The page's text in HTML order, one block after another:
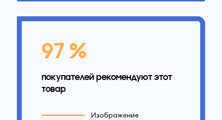
97 %
покупателей рекомендуют этот
товар
Изображение